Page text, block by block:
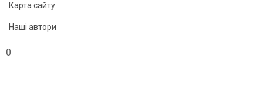
0
Карта сайту
Наші автори
Редакційна політика онлайн-медіа «Кут огляду»